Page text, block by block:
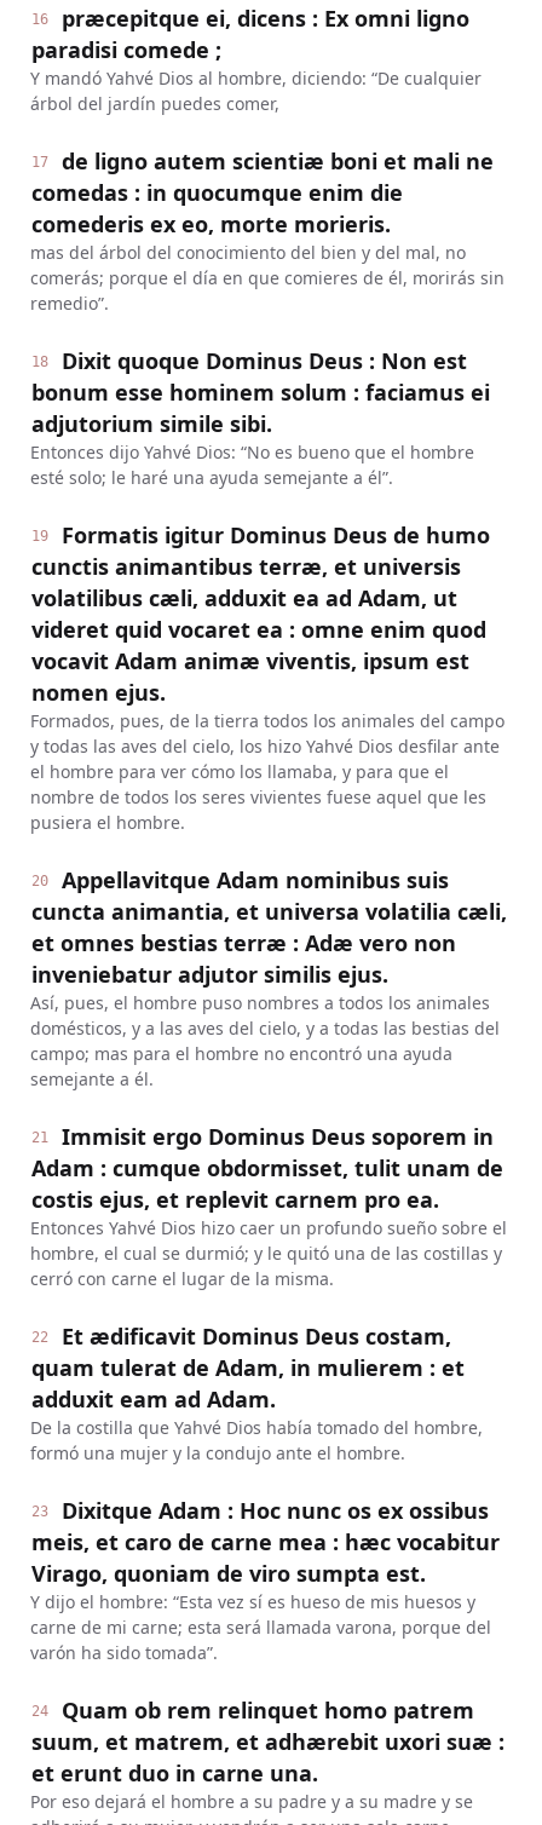
16
præcepitque ei, dicens : Ex omni ligno
paradisi comede ;
Y mandó Yahvé Dios al hombre, diciendo: “De cualquier
árbol del jardín puedes comer,
17
de ligno autem scientiæ boni et mali ne
comedas : in quocumque enim die
comederis ex eo, morte morieris.
mas del árbol del conocimiento del bien y del mal, no
comerás; porque el día en que comieres de él, morirás sin
remedio”.
18
Dixit quoque Dominus Deus : Non est
bonum esse hominem solum : faciamus ei
adjutorium simile sibi.
Entonces dijo Yahvé Dios: “No es bueno que el hombre
esté solo; le haré una ayuda semejante a él”.
19
Formatis igitur Dominus Deus de humo
cunctis animantibus terræ, et universis
volatilibus cæli, adduxit ea ad Adam, ut
videret quid vocaret ea : omne enim quod
vocavit Adam animæ viventis, ipsum est
nomen ejus.
Formados, pues, de la tierra todos los animales del campo
y todas las aves del cielo, los hizo Yahvé Dios desfilar ante
el hombre para ver cómo los llamaba, y para que el
nombre de todos los seres vivientes fuese aquel que les
pusiera el hombre.
20
Appellavitque Adam nominibus suis
cuncta animantia, et universa volatilia cæli,
et omnes bestias terræ : Adæ vero non
inveniebatur adjutor similis ejus.
Así, pues, el hombre puso nombres a todos los animales
domésticos, y a las aves del cielo, y a todas las bestias del
campo; mas para el hombre no encontró una ayuda
semejante a él.
21
Immisit ergo Dominus Deus soporem in
Adam : cumque obdormisset, tulit unam de
costis ejus, et replevit carnem pro ea.
Entonces Yahvé Dios hizo caer un profundo sueño sobre el
hombre, el cual se durmió; y le quitó una de las costillas y
cerró con carne el lugar de la misma.
22
Et ædificavit Dominus Deus costam,
quam tulerat de Adam, in mulierem : et
adduxit eam ad Adam.
De la costilla que Yahvé Dios había tomado del hombre,
formó una mujer y la condujo ante el hombre.
23
Dixitque Adam : Hoc nunc os ex ossibus
meis, et caro de carne mea : hæc vocabitur
Virago, quoniam de viro sumpta est.
Y dijo el hombre: “Esta vez sí es hueso de mis huesos y
carne de mi carne; esta será llamada varona, porque del
varón ha sido tomada”.
24
Quam ob rem relinquet homo patrem
suum, et matrem, et adhærebit uxori suæ :
et erunt duo in carne una.
Por eso dejará el hombre a su padre y a su madre y se